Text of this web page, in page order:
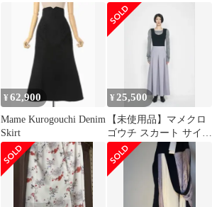
ト ウォーターマークパ
ターン裏地付き
¥62,900
Mame Kurogouchi Denim
Skirt
¥ 25,500
【未使用品】マメクロ
ゴウチ スカート サイズ
1